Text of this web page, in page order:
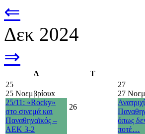
⇐
Δεκ 2024
⇒
Δ Τ
25
25 Νοεμβρίουx
25/11: «Rocky»
στο σινεμά και
Παναθηναϊκός –
ΑΕΚ 3-2
26
27
27
όπως
ποτέ…